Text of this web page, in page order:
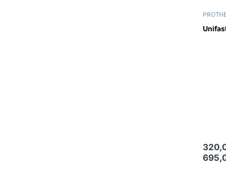
Ce